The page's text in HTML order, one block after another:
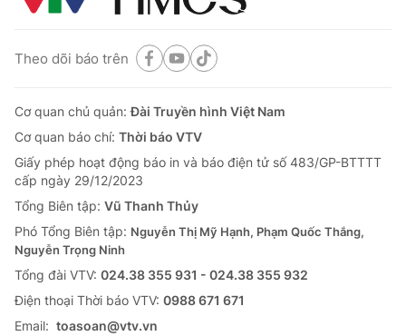
Theo dõi báo trên
Cơ quan chủ quản:Đài Truyền hình Việt Nam
Cơ quan báo chí: Thời báo VTV
Giấy phép hoạt động báo in và báo điện tử số 483/GP-BTTTT
cấp ngày 29/12/2023
Tổng Biên tập: Vũ Thanh Thủy
Phó Tổng Biên tập: Nguyễn Thị Mỹ Hạnh, Phạm Quốc Thắng,
Nguyễn Trọng Ninh
Tổng đài VTV: 024.38 355 931 - 024.38 355 932
Ðiện thoại Thời báo VTV: 0988 671 671
Email: toasoan@vtv.vn